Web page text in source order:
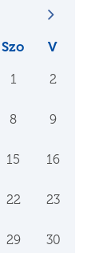
Szo V
1 2
8 9
15 16
22 23
29 30